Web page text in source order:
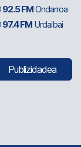
92.5 FMOndarroa
97.4 FM Urdaibai
Publizidadea